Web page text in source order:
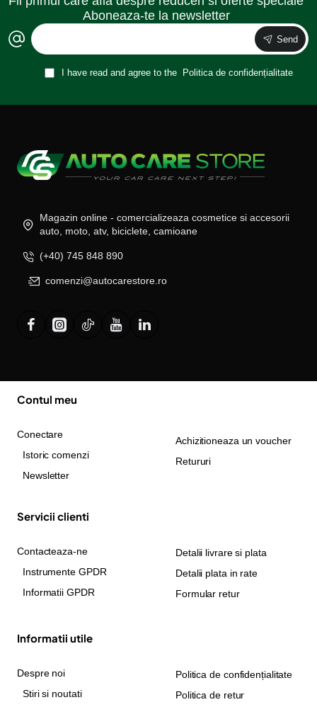
Aboneaza-te la newsletter
Send
I have read and agree to the Politica de confidențialitate
Magazin online - comercializeaza cosmetice si accesorii
auto, moto, atv, biciclete, camioane
(+40) 745 848 890
comenzi@autocarestore.ro
Contul meu
Conectare
Istoric comenzi
Newsletter
Achizitioneaza un voucher
Retururi
Servicii clienti
Contacteaza-ne
Instrumente GPDR
Informatii GPDR
Detalii livrare si plata
Detalii plata in rate
Formular retur
Informatii utile
Despre noi
Stiri si noutati
Politica de confidențialitate
Politica de retur